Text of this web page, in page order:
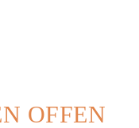
OFFEN